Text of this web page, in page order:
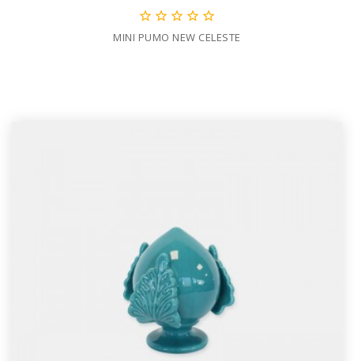
    
MINI PUMO NEW CELESTE